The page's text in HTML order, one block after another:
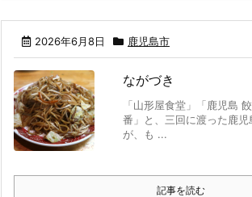
2026年6月8日 鹿児島市
ながづき
「山形屋食堂」「鹿児島
番」と、三回に渡った鹿
が、も ...
記事を読む